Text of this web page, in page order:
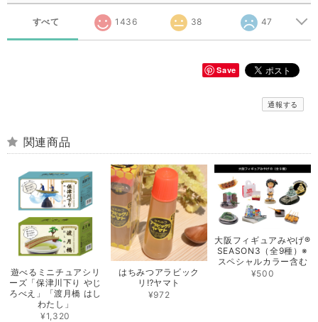
すべて 1436 38 47
Save
通報する
関連商品
遊べるミニチュアシリ
ーズ「保津川下り やじ
ろべえ」「渡月橋 はし
わたし」
¥1,320
はちみつアラビック
リ⁉ヤマト
¥972
大阪フィギュアみやげ®️
SEASON3（全9種）※
スペシャルカラー含む
¥500